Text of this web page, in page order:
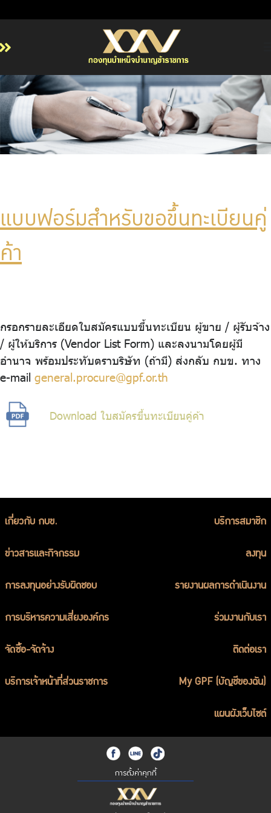
หน้าหลัก
เกี่ยวกับ กบข.
บริการสมาชิก
ลงทุน
ข่าวสารและกิจกรรม
จัดซื้อจัดจ้าง
บริการเจ้าหน้าที่ส่วนราชการ
Eng
แบบฟอร์มสำหรับขอขึ้นทะเบียนคู่
ค้า
กรอกรายละเอียดใบสมัครแบบขึ้นทะเบียน ผู้ขาย / ผู้รับจ้าง
/ ผู้ให้บริการ (Vendor List Form) และลงนามโดยผู้มี
อำนาจ พร้อมประทับตราบริษัท (ถ้ามี) ส่งกลับ กบข. ทาง
e-mail general.procure@gpf.or.th
Download ใบสมัครขึ้นทะเบียนคู่ค้า
เกี่ยวกับ กบข. บริการสมาชิก
ข่าวสารและกิจกรรม ลงทุน
การลงทุนอย่างรับผิดชอบ รายงานผลการดำเนินงาน
การบริหารความเสี่ยงองค์กร ร่วมงานกับเรา
จัดซื้อ-จัดจ้าง ติดต่อเรา
บริการเจ้าหน้าที่ส่วนราชการ My GPF (บัญชีของฉัน)
แผนผังเว็บไซต์
การตั้งค่าคุกกี้